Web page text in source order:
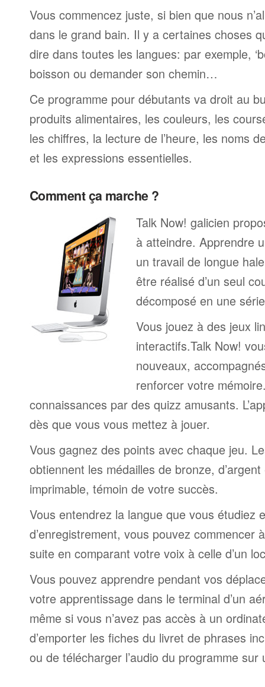
Vous commencez juste, si bien que nous
dans le grand bain. Il y a certaines choses
dire dans toutes les langues: par exemple,
boisson ou demander son chemin…
Ce programme pour débutants va droit au
produits alimentaires, les couleurs, les
les chiffres, la lecture de l’heure, les noms
et les expressions essentielles.
Comment ça marche ?
Talk Now! galicien
à atteindre. Apprendre
un travail de longue
être réalisé d’un seul
décomposé en une
Vous jouez à des jeux
interactifs.Talk Now!
nouveaux,
renforcer votre
connaissances par des quizz amusants.
dès que vous vous mettez à jouer.
Vous gagnez des points avec chaque jeu.
obtiennent les médailles de bronze,
imprimable, témoin de votre succès.
Vous entendrez la langue que vous étudiez
d’enregistrement, vous pouvez commencer
suite en comparant votre voix à celle d’un
Vous pouvez apprendre pendant vos
votre apprentissage dans le terminal d’un
même si vous n’avez pas accès à un
d’emporter les fiches du livret de phrases
ou de télécharger l’audio du programme sur